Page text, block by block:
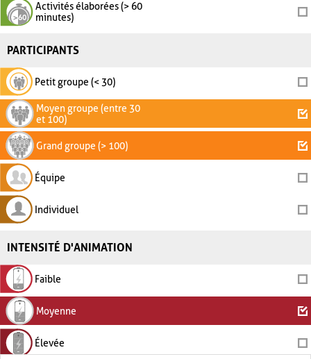
Activités élaborées (> 60
minutes)
PARTICIPANTS
Petit groupe (< 30)
Moyen groupe (entre 30
et 100)
Grand groupe (> 100)
Équipe
Individuel
INTENSITÉ D'ANIMATION
Faible
Moyenne
Élevée